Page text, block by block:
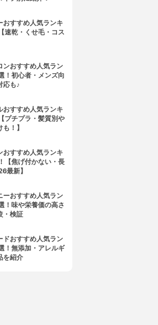
おすすめ人気ランキ
速乾・くせ毛・コス
ンおすすめ人気ラン
！初心者・メンズ向
応も♪
おすすめ人気ランキ
プチプラ・髪質別や
！】
おすすめ人気ランキ
【焦げ付かない・長
最新】
ーおすすめ人気ラン
！味や栄養価の高さ
・検証
ドおすすめ人気ラン
！無添加・アレルギ
を紹介